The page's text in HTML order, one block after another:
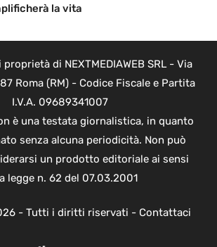
la vita
di NEXTMEDIAWEB SRL - Via
Roma (RM) - Codice Fiscale e Partita
I.V.A. 09689341007
è una testata giornalistica, in quanto
senza alcuna periodicità. Non può
un prodotto editoriale ai sensi
legge n. 62 del 07.03.2001
- Tutti i diritti riservati - Contattaci